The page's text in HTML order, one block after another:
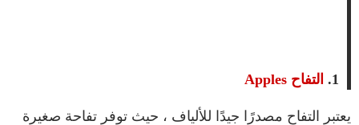
1. التفاح Apples
يعتبر التفاح مصدرًا جيدًا للألياف ، حيث توفر تفاحة صغيرة